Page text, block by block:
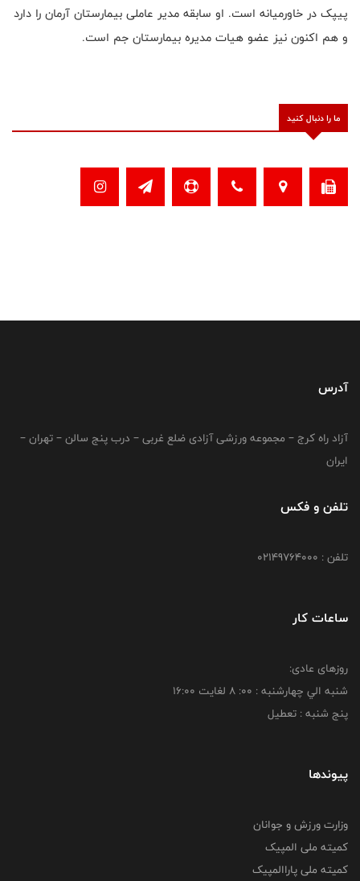
پیپک در خاورمیانه است. او سابقه مدیر عاملی بیمارستان آرمان را دارد
و هم اکنون نیز عضو هیات مدیره بیمارستان جم است.
ما را دنبال کنید
آدرس
آزاد راه کرج – مجموعه ورزشی آزادی ضلع غربی – درب پنج سالن – تهران –
ایران
تلفن و فکس
تلفن : 02149764000
ساعات کار
روزهای عادی:
شنبه الي چهارشنبه : 00: 8 لغايت 16:00
پنج شنبه : تعطیل
پیوندها
وزارت ورزش و جوانان
کمیته ملی المپیک
کمیته ملی پاراالمپیک